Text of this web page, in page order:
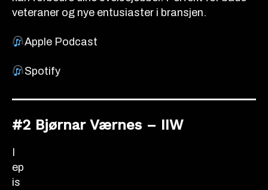
veteraner og nye entusiaster i bransjen.
Apple Podcast
Spotify
#2 Bjørnar Værnes – IIW
I
ep
is